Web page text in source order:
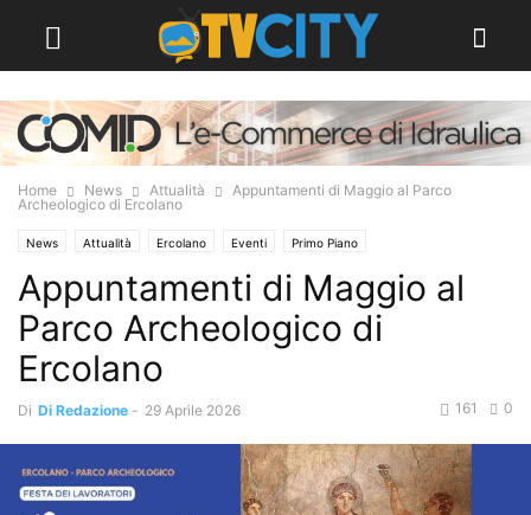
Home News Attualità
Appuntamenti di Maggio al Parco
Archeologico di Ercolano
News Attualità Ercolano Eventi Primo Piano
Appuntamenti di Maggio al
Parco Archeologico di
Ercolano
Di Di Redazione - 29 Aprile 2026 0
161